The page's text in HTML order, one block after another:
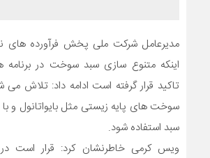
مدیرعامل شرکت ملی پخش فرآورده های
اینکه متنوع سازی سبد سوخت در برنامه
تاکید قرار گرفته است ادامه داد: تلاش می
سوخت های پایه زیستی مثل بایواتانول و
سبد استفاده شود.
ویس کرمی خاطرنشان کرد: قرار است